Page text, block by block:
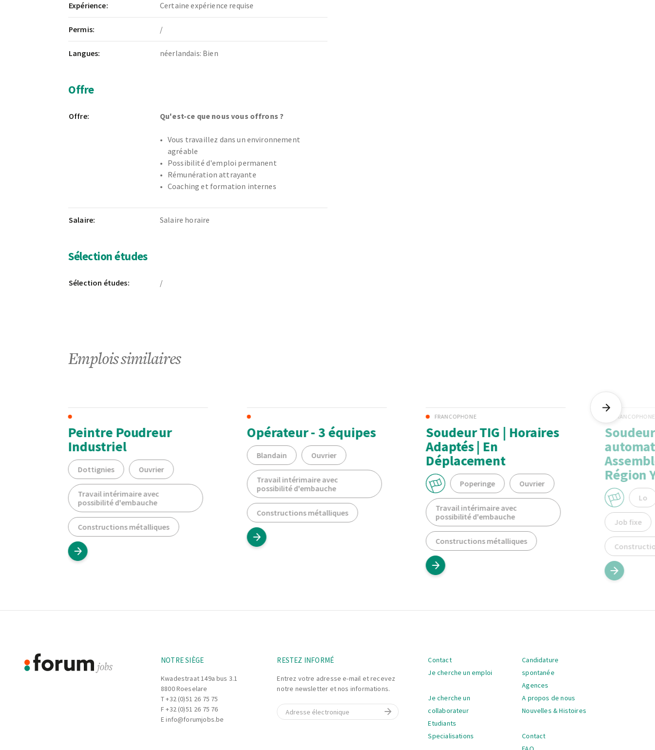
Expérience: Certaine expérience requise
Permis: /
Langues: néerlandais: Bien
Offre
Offre: Qu'est-ce que nous vous offrons ?
Vous travaillez dans un environnement
agréable
Possibilité d'emploi permanent
Rémunération attrayante
Coaching et formation internes
Salaire: Salaire horaire
Sélection études
Sélection études: /
Emplois similaires
Peintre Poudreur
Industriel
Dottignies Ouvrier
Travail intérimaire avec
possibilité d'embauche
Constructions métalliques
Opérateur - 3 équipes
Blandain Ouvrier
Travail intérimaire avec
possibilité d'embauche
Constructions métalliques
FRANCOPHONE
Soudeur TIG | Horaires
Adaptés | En
Déplacement
Poperinge Ouvrier
Travail intérimaire avec
possibilité d'embauche
Constructions métalliques
FRANCOPHONE
Région
Lo
Job fixe
NOTRE SIÈGE
Kwadestraat 149a bus 3.1
8800 Roeselare
T+32 (0)51 26 75 75
F +32 (0)51 26 75 76
Einfo@forumjobs.be
RESTEZ INFORMÉ
Entrez votre adresse e-mail et recevez
notre newsletter et nos informations.
E-mail
La
Contact
Je cherche un emploi
Je cherche un
collaborateur
Etudiants
Specialisations
Candidature
spontanée
Agences
A propos de nous
Nouvelles & Histoires
Contact